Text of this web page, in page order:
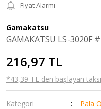
Fiyat Alarmı
Gamakatsu
GAMAKATSU LS-3020F
216,97 TL
*43,39 TL den başlayan
Kategori
Pala